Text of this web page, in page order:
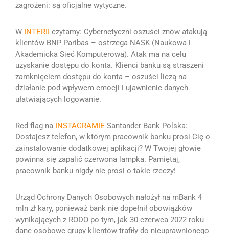
zagrożeni: są oficjalne wytyczne.
W INTERII czytamy: Cybernetyczni oszuści znów atakują
klientów BNP Paribas – ostrzega NASK (Naukowa i
Akademicka Sieć Komputerowa). Atak ma na celu
uzyskanie dostępu do konta. Klienci banku są straszeni
zamknięciem dostępu do konta – oszuści liczą na
działanie pod wpływem emocji i ujawnienie danych
ułatwiających logowanie.
Red flag na INSTAGRAMIE Santander Bank Polska:
Dostajesz telefon, w którym pracownik banku prosi Cię o
zainstalowanie dodatkowej aplikacji? W Twojej głowie
powinna się zapalić czerwona lampka. Pamiętaj,
pracownik banku nigdy nie prosi o takie rzeczy!
Urząd Ochrony Danych Osobowych nałożył na mBank 4
mln zł kary, ponieważ bank nie dopełnił obowiązków
wynikających z RODO po tym, jak 30 czerwca 2022 roku
dane osobowe grupy klientów trafiły do nieuprawnionego